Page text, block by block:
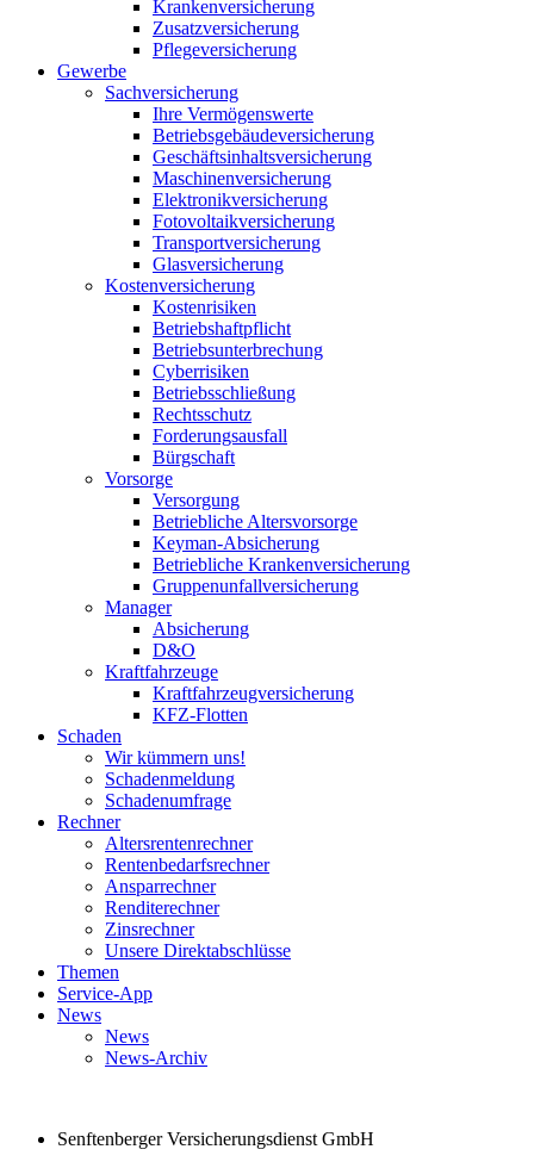
Krankenversicherung
Zusatzversicherung
Pflegeversicherung
Gewerbe
Sachversicherung
Ihre Vermögenswerte
Betriebsgebäudeversicherung
Geschäftsinhaltsversicherung
Maschinenversicherung
Elektronikversicherung
Fotovoltaikversicherung
Transportversicherung
Glasversicherung
Kostenversicherung
Kostenrisiken
Betriebshaftpflicht
Betriebsunterbrechung
Cyberrisiken
Betriebsschließung
Rechtsschutz
Forderungsausfall
Bürgschaft
Vorsorge
Versorgung
Betriebliche Altersvorsorge
Keyman-Absicherung
Betriebliche Krankenversicherung
Gruppenunfallversicherung
Manager
Absicherung
D&O
Kraftfahrzeuge
Kraftfahrzeugversicherung
KFZ-Flotten
Schaden
Wir kümmern uns!
Schadenmeldung
Schadenumfrage
Rechner
Altersrentenrechner
Rentenbedarfsrechner
Ansparrechner
Renditerechner
Zinsrechner
Unsere Direktabschlüsse
Themen
Service-App
News
News
News-Archiv
Senftenberger Versicherungsdienst GmbH